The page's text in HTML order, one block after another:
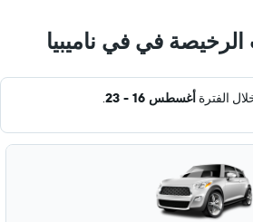
الرخيصة في في ناميبيا
الفترة أغسطس 16 - 23 .